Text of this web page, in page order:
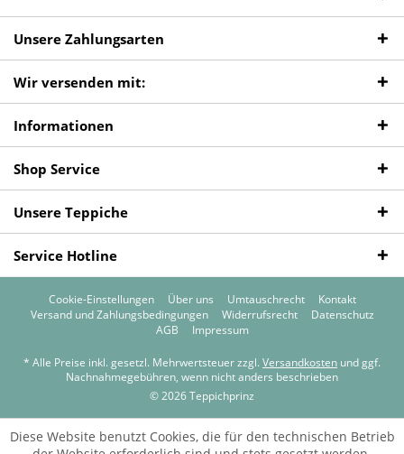
Unsere Zahlungsarten
Wir versenden mit:
Informationen
Shop Service
Unsere Teppiche
Service Hotline
Cookie-Einstellungen Über uns Umtauschrecht
Kontakt
Versand und Zahlungsbedingungen
Widerrufsrecht
Datenschutz
AGB
Impressum
* Alle Preise inkl. gesetzl. Mehrwertsteuer zzgl. Versandkosten und ggf.
Nachnahmegebühren, wenn nicht anders beschrieben
© 2026 Teppichprinz
Diese Website benutzt Cookies, die für den technischen Betrieb